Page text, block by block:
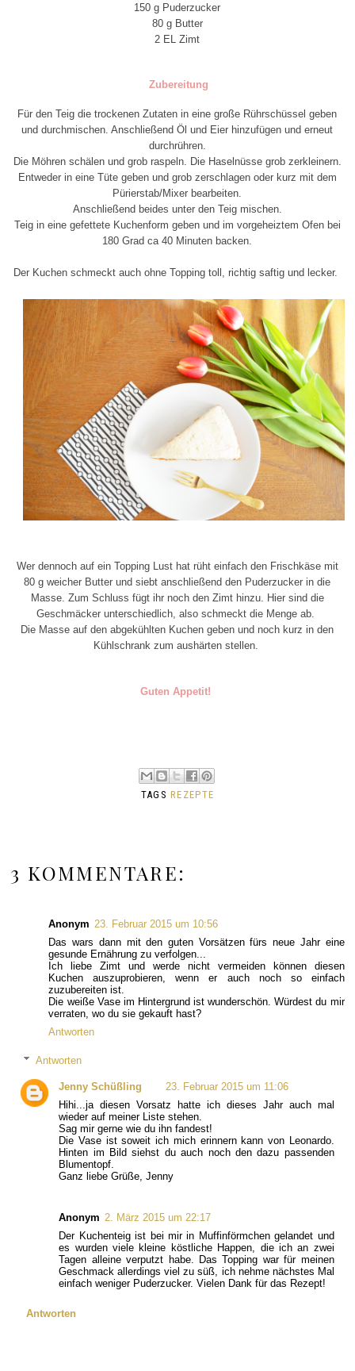
150 g Puderzucker
80 g Butter
2 EL Zimt
Zubereitung
Für den Teig die trockenen Zutaten in eine große Rührschüssel geben
und durchmischen. Anschließend Öl und Eier hinzufügen und erneut
durchrühren.
Die Möhren schälen und grob raspeln. Die Haselnüsse grob zerkleinern.
Entweder in eine Tüte geben und grob zerschlagen oder kurz mit dem
Pürierstab/Mixer bearbeiten.
Anschließend beides unter den Teig mischen.
Teig in eine gefettete Kuchenform geben und im vorgeheiztem Ofen bei
180 Grad ca 40 Minuten backen.
Der Kuchen schmeckt auch ohne Topping toll, richtig saftig und lecker.
Wer dennoch auf ein Topping Lust hat rüht einfach den Frischkäse mit
80 g weicher Butter und siebt anschließend den Puderzucker in die
Masse. Zum Schluss fügt ihr noch den Zimt hinzu. Hier sind die
Geschmäcker unterschiedlich, also schmeckt die Menge ab.
Die Masse auf den abgekühlten Kuchen geben und noch kurz in den
Kühlschrank zum aushärten stellen.
Guten Appetit!
TAGSREZEPTE
3 KOMMENTARE:
Anonym 23. Februar 2015 um 10:56
Das wars dann mit den guten Vorsätzen fürs neue Jahr eine
gesunde Ernährung zu verfolgen...
Ich liebe Zimt und werde nicht vermeiden können diesen
Kuchen auszuprobieren, wenn er auch noch so einfach
zuzubereiten ist.
Die weiße Vase im Hintergrund ist wunderschön. Würdest du mir
verraten, wo du sie gekauft hast?
Antworten
Antworten
Jenny Schüßling
23. Februar 2015 um 11:06
Hihi...ja diesen Vorsatz hatte ich dieses Jahr auch mal
wieder auf meiner Liste stehen.
Sag mir gerne wie du ihn fandest!
Die Vase ist soweit ich mich erinnern kann von Leonardo.
Hinten im Bild siehst du auch noch den dazu passenden
Blumentopf.
Ganz liebe Grüße, Jenny
Anonym 2. März 2015 um 22:17
Der Kuchenteig ist bei mir in Muffinförmchen gelandet und
es wurden viele kleine köstliche Happen, die ich an zwei
Tagen alleine verputzt habe. Das Topping war für meinen
Geschmack allerdings viel zu süß, ich nehme nächstes Mal
einfach weniger Puderzucker. Vielen Dank für das Rezept!
Antworten